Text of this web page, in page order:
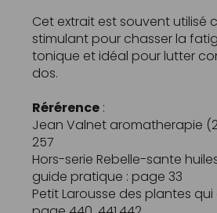
Cet extrait est souvent utilisé
stimulant pour chasser la
tonique et idéal pour lutter
dos.
Rérérence :
Jean Valnet aromatherapie
257
Hors-serie Rebelle-sante
guide pratique : page 33
Petit Larousse des plantes qui